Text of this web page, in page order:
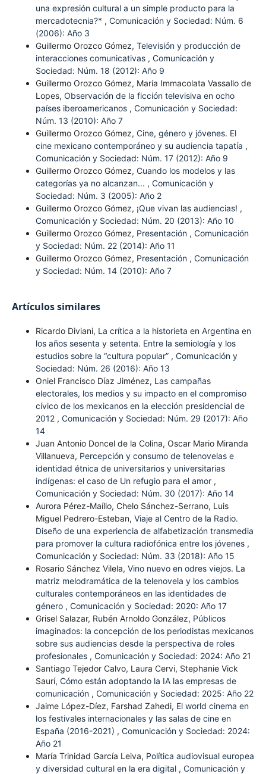
una expresión cultural a un simple producto para la
mercadotecnia?* , Comunicación y Sociedad: Núm. 6
(2006): Año 3
Guillermo Orozco Gómez, Televisión y producción de
interacciones comunicativas , Comunicación y
Sociedad: Núm. 18 (2012): Año 9
Guillermo Orozco Gómez, María Immacolata Vassallo de
Lopes, Observación de la ficción televisiva en ocho
países iberoamericanos , Comunicación y Sociedad:
Núm. 13 (2010): Año 7
Guillermo Orozco Gómez, Cine, género y jóvenes. El
cine mexicano contemporáneo y su audiencia tapatía ,
Comunicación y Sociedad: Núm. 17 (2012): Año 9
Guillermo Orozco Gómez, Cuando los modelos y las
categorías ya no alcanzan... , Comunicación y
Sociedad: Núm. 3 (2005): Año 2
Guillermo Orozco Gómez, ¡Que vivan las audiencias! ,
Comunicación y Sociedad: Núm. 20 (2013): Año 10
Guillermo Orozco Gómez, Presentación , Comunicación
y Sociedad: Núm. 22 (2014): Año 11
Guillermo Orozco Gómez, Presentación , Comunicación
y Sociedad: Núm. 14 (2010): Año 7
Artículos similares
Ricardo Diviani, La crítica a la historieta en Argentina en
los años sesenta y setenta. Entre la semiología y los
estudios sobre la “cultura popular” , Comunicación y
Sociedad: Núm. 26 (2016): Año 13
Oniel Francisco Díaz Jiménez, Las campañas
electorales, los medios y su impacto en el compromiso
cívico de los mexicanos en la elección presidencial de
2012 , Comunicación y Sociedad: Núm. 29 (2017): Año
14
Juan Antonio Doncel de la Colina, Oscar Mario Miranda
Villanueva, Percepción y consumo de telenovelas e
identidad étnica de universitarios y universitarias
indígenas: el caso de Un refugio para el amor ,
Comunicación y Sociedad: Núm. 30 (2017): Año 14
Aurora Pérez-Maíllo, Chelo Sánchez-Serrano, Luis
Miguel Pedrero-Esteban, Viaje al Centro de la Radio.
Diseño de una experiencia de alfabetización transmedia
para promover la cultura radiofónica entre los jóvenes ,
Comunicación y Sociedad: Núm. 33 (2018): Año 15
Rosario Sánchez Vilela, Vino nuevo en odres viejos. La
matriz melodramática de la telenovela y los cambios
culturales contemporáneos en las identidades de
género , Comunicación y Sociedad: 2020: Año 17
Grisel Salazar, Rubén Arnoldo González, Públicos
imaginados: la concepción de los periodistas mexicanos
sobre sus audiencias desde la perspectiva de roles
profesionales , Comunicación y Sociedad: 2024: Año 21
Santiago Tejedor Calvo, Laura Cervi, Stephanie Vick
Saurí, Cómo están adoptando la IA las empresas de
comunicación , Comunicación y Sociedad: 2025: Año 22
Jaime López-Díez, Farshad Zahedi, El world cinema en
los festivales internacionales y las salas de cine en
España (2016-2021) , Comunicación y Sociedad: 2024:
Año 21
María Trinidad García Leiva, Política audiovisual europea
y diversidad cultural en la era digital , Comunicación y